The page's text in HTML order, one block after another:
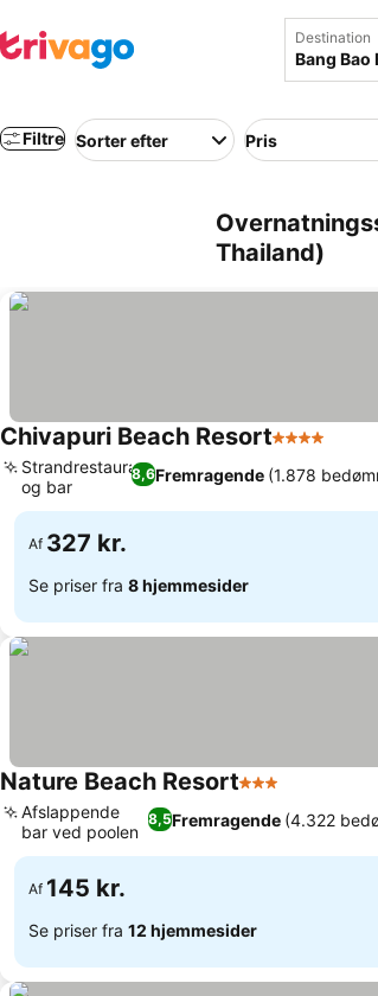
Destination
Filtre Sorter efter Pris
Thailand)
Chivapuri Beach Resort4 Stjerner
8,6Fremragende (1.878
Strandrestaurant
og bar
Af 327 kr.
Se priser fra 8 hjemmesider
Nature Beach Resort3 Stjerner
8,5Fremragende (4.322
Afslappende
bar ved poolen
Af 145 kr.
Se priser fra 12 hjemmesider